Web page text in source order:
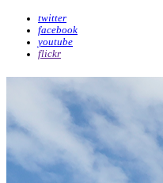
twitter
facebook
youtube
flickr